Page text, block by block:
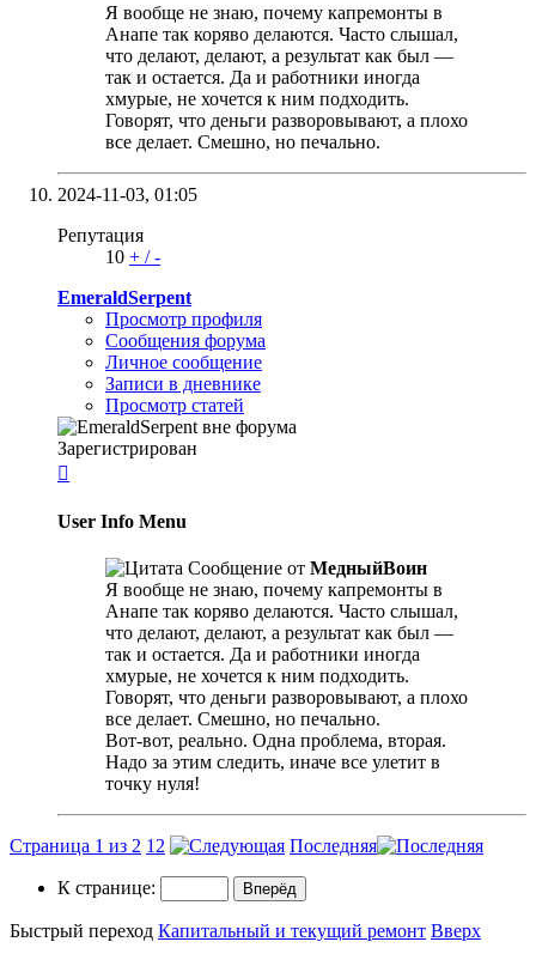
Я вообще не знаю, почему капремонты в
Анапе так коряво делаются. Часто слышал,
что делают, делают, а результат как был —
так и остается. Да и работники иногда
хмурые, не хочется к ним подходить.
Говорят, что деньги разворовывают, а плохо
все делает. Смешно, но печально.
2024-11-03, 01:05
Репутация
10 + /-
EmeraldSerpent
Просмотр профиля
Сообщения форума
Личное сообщение
Записи в дневнике
Просмотр статей
Зарегистрирован

User Info Menu
Сообщение от МедныйВоин
Я вообще не знаю, почему капремонты в
Анапе так коряво делаются. Часто слышал,
что делают, делают, а результат как был —
так и остается. Да и работники иногда
хмурые, не хочется к ним подходить.
Говорят, что деньги разворовывают, а плохо
все делает. Смешно, но печально.
Вот-вот, реально. Одна проблема, вторая.
Надо за этим следить, иначе все улетит в
точку нуля!
Страница 1 из 2 1 2 Последняя
К странице:
Быстрый переход Капитальный и текущий ремонт Вверх